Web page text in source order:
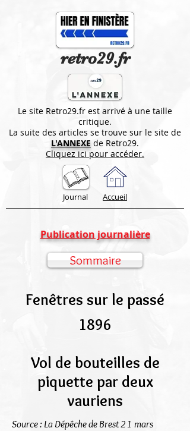
retro29.fr
Le site Retro29.fr est arrivé à une taille
critique.
La suite des articles se trouve sur le site de
L'ANNEXE de Retro29.
Cliquez ici pour accéder.
Journal Accueil
Publication journalière
Fenêtres sur le passé
1896
Vol de bouteilles de
piquette par deux
vauriens
Sommaire
Source : La Dépêche de Brest 21 mars